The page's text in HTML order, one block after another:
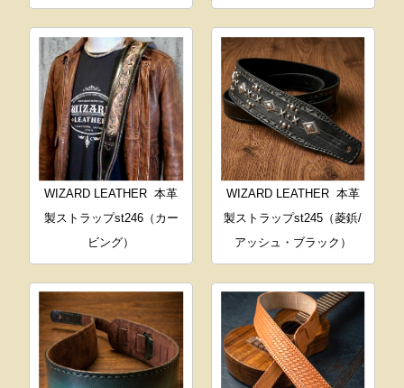
WIZARD LEATHER 本革
製ストラップst246（カー
ビング）
WIZARD LEATHER 本革
製ストラップst245（菱鋲/
アッシュ・ブラック）